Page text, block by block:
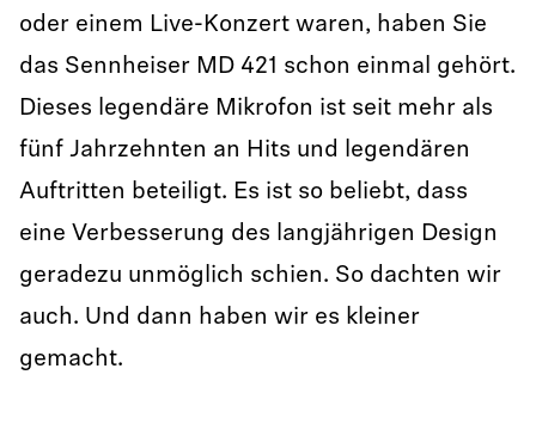
oder einem Live-Konzert waren, haben Sie
das Sennheiser MD 421 schon einmal gehört.
Dieses legendäre Mikrofon ist seit mehr als
fünf Jahrzehnten an Hits und legendären
Auftritten beteiligt. Es ist so beliebt, dass
eine Verbesserung des langjährigen Design
geradezu unmöglich schien. So dachten wir
auch. Und dann haben wir es kleiner
gemacht.